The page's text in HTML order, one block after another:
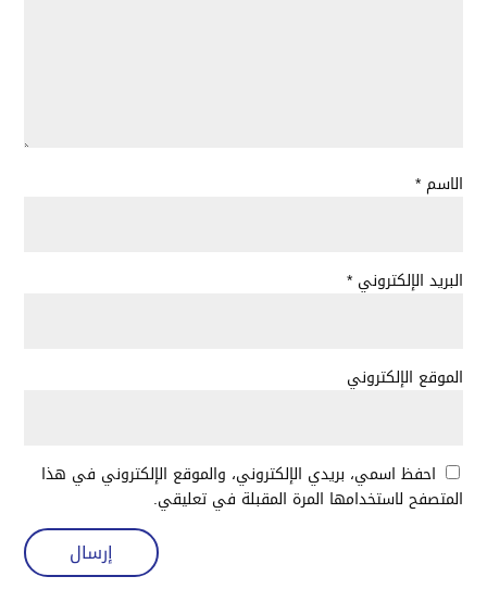
الاسم *
البريد الإلكتروني *
الموقع الإلكتروني
احفظ اسمي، بريدي الإلكتروني، والموقع الإلكتروني في هذا
المتصفح لاستخدامها المرة المقبلة في تعليقي.